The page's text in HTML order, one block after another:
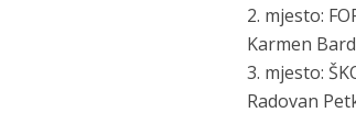
2. mjesto:
Karmen
3. mjesto:
Radovan